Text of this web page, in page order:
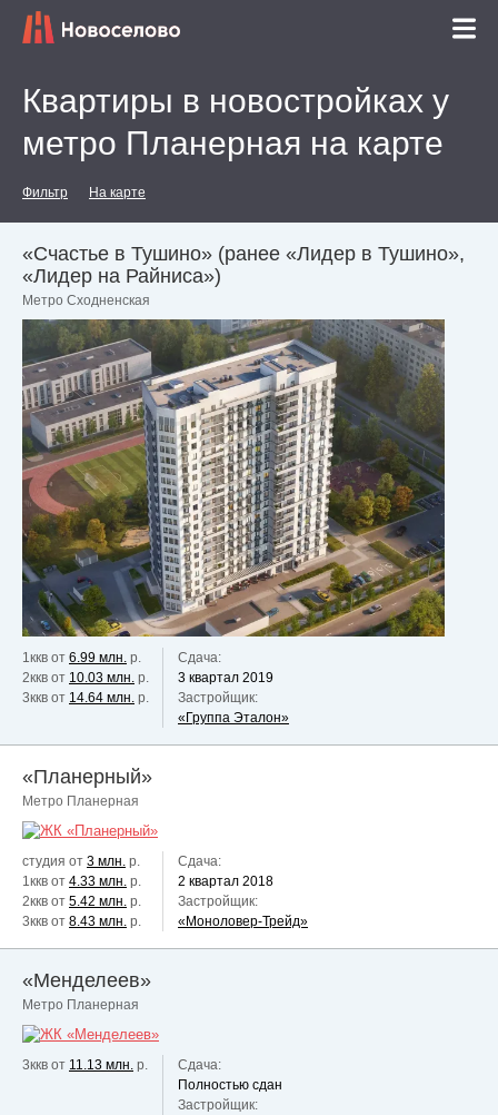
Квартиры в новостройках у
метро Планерная на карте
Фильтр На карте
«Счастье в Тушино» (ранее «Лидер в Тушино»,
«Лидер на Райниса»)
Метро Сходненская
1ккв от 6.99 млн. р.
2ккв от 10.03 млн. р.
3ккв от 14.64 млн. р.
Сдача:
3 квартал 2019
Застройщик:
«Группа Эталон»
«Планерный»
Метро Планерная
студия от 3 млн. р.
1ккв от 4.33 млн. р.
2ккв от 5.42 млн. р.
3ккв от 8.43 млн. р.
Сдача:
2 квартал 2018
Застройщик:
«Моноловер-Трейд»
«Менделеев»
Метро Планерная
3ккв от 11.13 млн. р.
Сдача:
Полностью сдан
Застройщик: